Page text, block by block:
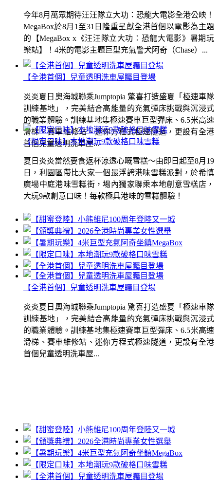
【全港首個】兒童透明洗車屋矚目登場
炎炎夏日奧海城聯乘Jumptopia 驚喜打造盛夏「極速車隊
訓練基地」，完美結合高能量的充氣彈床挑戰與沉浸式
的職業體驗。訓練基地集極速賽車巨型彈床、6.5米高速
滑梯、賽車維修站、迷你方程式極速隧道，更設有全港
首個兒童透明洗車屋...
今年8月萬眾期待汪汪隊立大功：恐龍大電影全港公映！
MegaBox於8月1至31日隆重呈獻全港首個以電影為主題
的【MegaBox x《汪汪隊立大功：恐龍大電影》暑期玩
樂站】！4米的電影主題巨型充氣警犬阿奇（Chase）...
【限定口味】本地潮玩9款破格口味雪糕
夏日炎炎當然要食返杯涼透心嘅雪糕～由即日起至8月19
日，利園區帶比大家一個最浮誇港味雪糕派對，於希慎
廣場中庭港味雪糕街，場內獨家聯乘本地創意雪糕店，
大玩9款創意口味！每款極具港味的雪糕體驗！
【全港首個】兒童透明洗車屋矚目登場
炎炎夏日奧海城聯乘Jumptopia 驚喜打造盛夏「極速車隊
訓練基地」，完美結合高能量的充氣彈床挑戰與沉浸式
的職業體驗。訓練基地集極速賽車巨型彈床、6.5米高速
滑梯、賽車維修站、迷你方程式極速隧道，更設有全港
首個兒童透明洗車屋...